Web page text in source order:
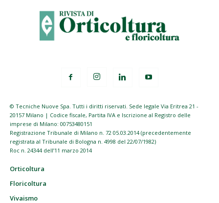
© Tecniche Nuove Spa. Tutti i diritti riservati. Sede legale Via Eritrea 21 -
20157 Milano | Codice fiscale, Partita IVA e Iscrizione al Registro delle
imprese di Milano: 00753480151
Registrazione Tribunale di Milano n. 72 05.03.2014 (precedentemente
registrata al Tribunale di Bologna n. 4998 del 22/07/1982)
Roc n. 24344 dell’11 marzo 2014
Orticoltura
Floricoltura
Vivaismo